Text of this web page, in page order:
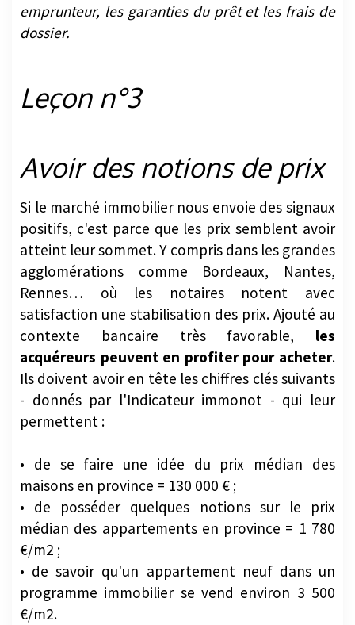
emprunteur, les garanties du prêt et les frais de
dossier.
Leçon n°3
Avoir des notions de prix
Si le marché immobilier nous envoie des signaux
positifs, c'est parce que les prix semblent avoir
atteint leur sommet. Y compris dans les grandes
agglomérations comme Bordeaux, Nantes,
Rennes… où les notaires notent avec
satisfaction une stabilisation des prix. Ajouté au
contexte bancaire très favorable, les
acquéreurs peuvent en profiter pour acheter.
Ils doivent avoir en tête les chiffres clés suivants
- donnés par l'Indicateur immonot - qui leur
permettent :
• de se faire une idée du prix médian des
maisons en province = 130 000 € ;
• de posséder quelques notions sur le prix
médian des appartements en province = 1 780
€/m2 ;
• de savoir qu'un appartement neuf dans un
programme immobilier se vend environ 3 500
€/m2.